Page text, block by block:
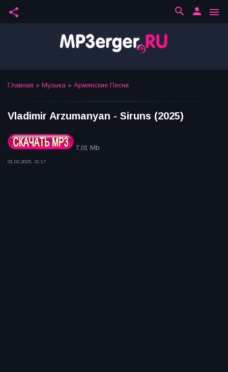
share menu
person
search
Главная » Музыка » Армянские Песни
Vladimir Arzumanyan - Siruns (2025)
7,01 Mb
01.02.2025, 21:17